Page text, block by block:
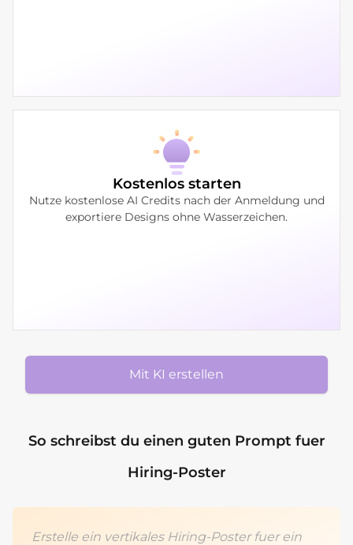
Kostenlos starten
Nutze kostenlose AI Credits nach der Anmeldung und
exportiere Designs ohne Wasserzeichen.
Mit KI erstellen
So schreibst du einen guten Prompt fuer
Hiring-Poster
Erstelle ein vertikales Hiring-Poster fuer ein